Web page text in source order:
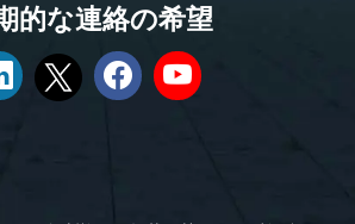
的な連絡の希望